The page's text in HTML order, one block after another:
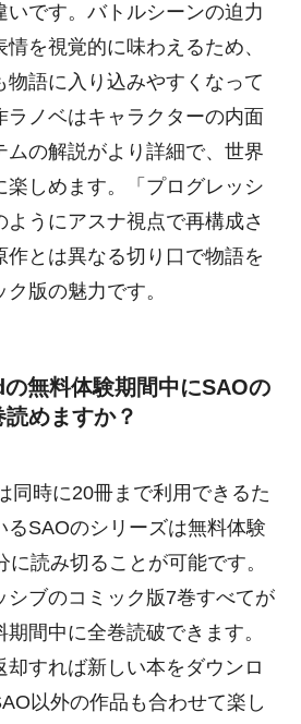
いです。バトルシーンの迫力
を視覚的に味わえるため、
物語に入り込みやすくなって
ラノベはキャラクターの内面
ムの解説がより詳細で、世界
楽しめます。「プログレッシ
うにアスナ視点で再構成さ
作とは異なる切り口で物語を
版の魅力です。
無料体験期間中にSAOの
めますか？
同時に20冊まで利用できるた
るSAOのシリーズは無料体験
読み切ることが可能です。
シブのコミック版7巻すべてが
間中に全巻読破できます。
すれば新しい本をダウンロ
以外の作品も合わせて楽し